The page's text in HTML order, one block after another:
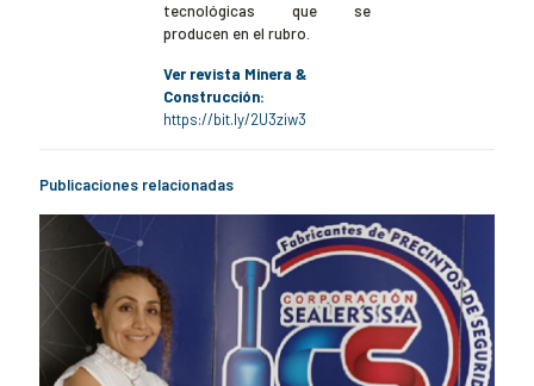
tecnológicas que se
producen en el rubro.
Ver revista Minera &
Construcción:
https://bit.ly/2U3ziw3
Publicaciones relacionadas